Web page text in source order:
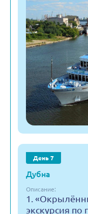
День 7
Дубна
Описание:
1.
экскурсия по